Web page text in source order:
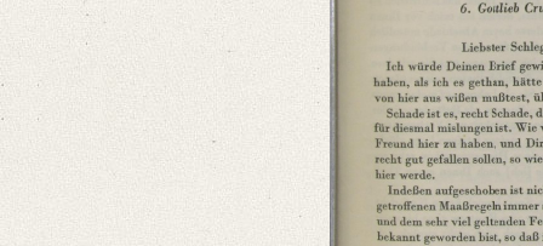
Classification Number: Mscr.Dresd.e.90,XIX,Bd.5,Nr.73
Number of Pages: 2S. auf Doppelbl., hs. m. U. m. Adresse
Language